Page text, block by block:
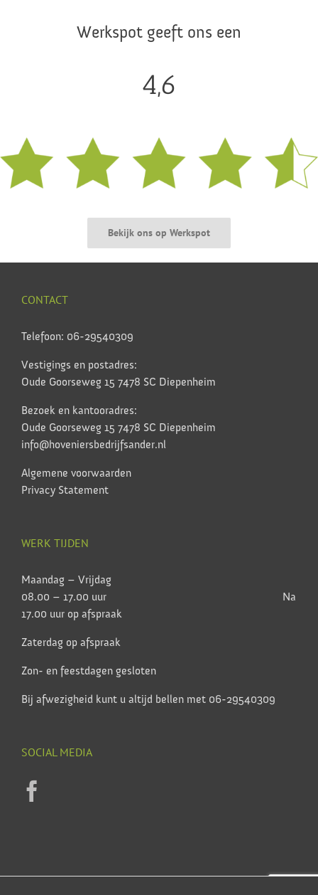
Werkspot geeft ons een
4,6
Bekijk ons op Werkspot
CONTACT
Telefoon: 06-29540309
Vestigings en postadres:
Oude Goorseweg 15 7478 SC Diepenheim
Bezoek en kantooradres:
Oude Goorseweg 15 7478 SC Diepenheim
info@hoveniersbedrijfsander.nl
Algemene voorwaarden
Privacy Statement
WERK TIJDEN
Maandag – Vrijdag
08.00 – 17.00 uur Na
17.00 uur op afspraak
Zaterdag op afspraak
Zon- en feestdagen gesloten
Bij afwezigheid kunt u altijd bellen met 06-29540309
SOCIAL MEDIA